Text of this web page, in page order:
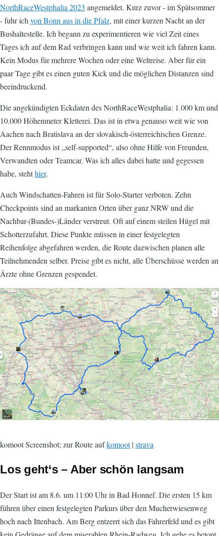
NorthRaceWestphalia 2023 angemeldet. Kurz zuvor - im Spätsommer
- fuhr ich von Bonn aus in die Pfalz, mit einer kurzen Nacht an der
Bushaltestelle. Ich begann zu experimentieren wie viel Zeit eines
Tages ich auf dem Rad verbringen kann und wie weit ich fahren kann.
Kein Modus für mehrere Wochen oder eine Weltreise. Aber für ein
paar Tage gibt es einen guten Kick und die möglichen Distanzen sind
beeindruckend.
Die angekündigten Eckdaten des NorthRaceWestphalia: 1.000 km und
10.000 Höhenmeter Kletterei. Das ist in etwa genauso weit wie von
Aachen nach Bratislava an der slovakisch-österreichischen Grenze.
Der Rennmodus ist „self-supported“, also ohne Hilfe von Freunden,
Verwandten oder Teamcar. Was ich alles dabei hatte und gegessen
habe, stehthier.
Auch Windschatten-Fahren ist für Solo-Starter verboten. Zehn
Checkpoints sind an markanten Orten über ganz NRW und die
Nachbar-(Bundes-)Länder verstreut. Oft auf einem steilen Hügel mit
Schotterzufahrt. Diese Punkte müssen in einer festgelegten
Reihenfolge abgefahren werden, die Route dazwischen planen alle
Teilnehmenden selber. Preise gibt es nicht, alle Überschüsse werden an
Ärzte ohne Grenzen gespendet.
Image
komoot Screenshot; zur Route aufkomoot|strava
Los geht‘s – Aber schön langsam
Der Start ist am 8.6. um 11:00 Uhr in Bad Honnef. Die ersten 15 km
führen über einen festgelegten Parkurs über den Mucherwiesenweg
hoch nach Ittenbach. Am Berg entzerrt sich das Fahrerfeld und es gibt